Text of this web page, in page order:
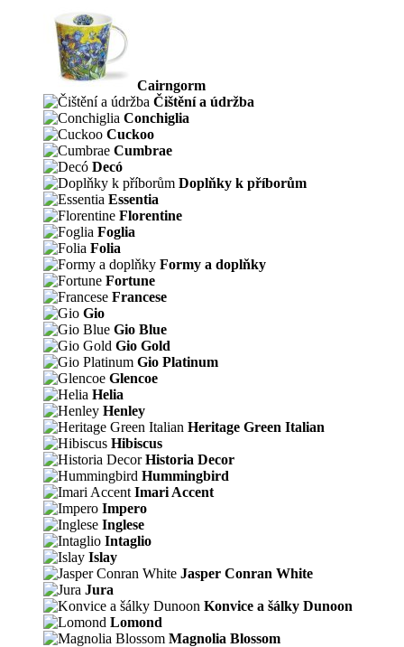
Cairngorm
Čištění a údržba
Conchiglia
Cuckoo
Cumbrae
Decó
Doplňky k příborům
Essentia
Florentine
Foglia
Folia
Formy a doplňky
Fortune
Francese
Gio
Gio Blue
Gio Gold
Gio Platinum
Glencoe
Helia
Henley
Heritage Green Italian
Hibiscus
Historia Decor
Hummingbird
Imari Accent
Impero
Inglese
Intaglio
Islay
Jasper Conran White
Jura
Konvice a šálky Dunoon
Lomond
Magnolia Blossom